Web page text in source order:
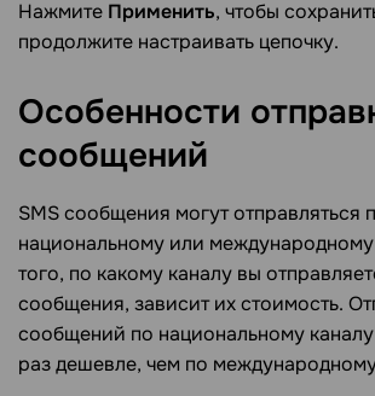
Нажмите Применить, чтобы
продолжите настраивать цепочку.
Особенности
сообщений
SMS сообщения могут отправляться
национальному или международному
того, по какому каналу вы
сообщения, зависит их стоимость.
сообщений по национальному каналу
раз дешевле, чем по